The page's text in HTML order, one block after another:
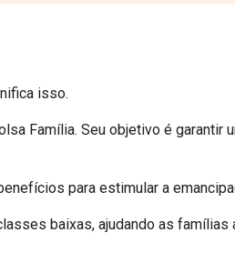
isso.
Família. Seu objetivo é garantir
para estimular a
baixas, ajudando as famílias